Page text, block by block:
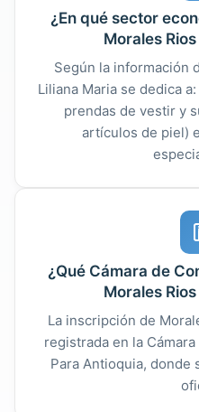
¿En qué sector
Morales
Según la información
Liliana Maria se dedica
prendas de vestir y
artículos de piel)
¿Qué Cámara de
Morales
La inscripción de
registrada en la
Para Antioquia, donde